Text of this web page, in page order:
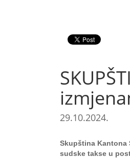
29.10.2024.
Skupština Kantona
sudske takse u